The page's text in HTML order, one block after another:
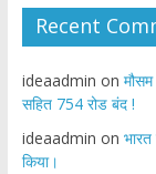
Recent
ideaadmin on
सहित 754 रोड बंद !
ideaadmin on
किया।